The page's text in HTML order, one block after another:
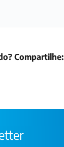
Compartilhe: